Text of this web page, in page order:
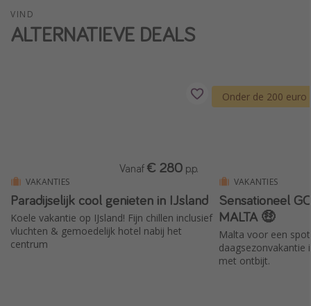
Zonvakanties
Beste keukens ter wereld
Center Parcs
Disneyland Parijs
Strandvakantie in Italië
VIND
ALTERNATIEVE DEALS
VAKANTIES
Paradijselijk cool genieten in IJsland
Koele vakantie op IJsland! Fijn chillen inclusief
vluchten & gemoedelijk hotel nabij het
centrum
Vanaf € 280 p.p.
Onder de 200 euro
VAKANTIES
Sensationeel
MALTA 🤑
Malta voor een
daagsezonvakantie
met ontbijt.